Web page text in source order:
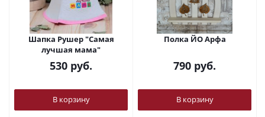
Шапка Рушер "Самая
лучшая мама"
530 руб.
В корзину
Полка ЙО Арфа
790 руб.
В корзину